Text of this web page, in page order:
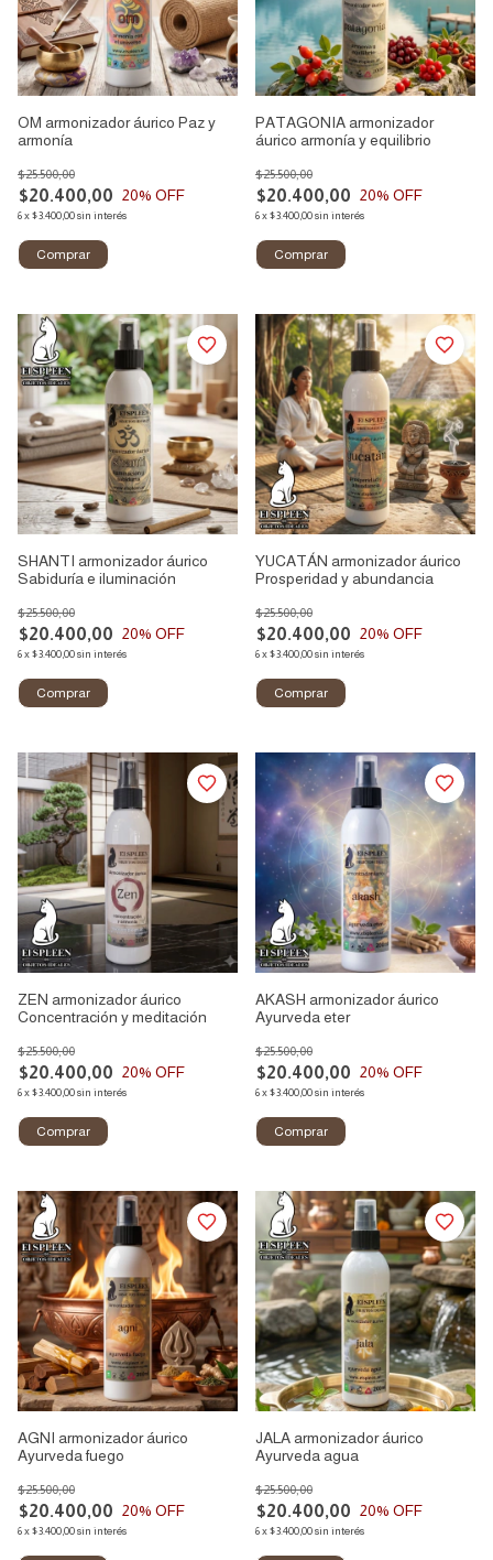
OM armonizador áurico Paz y
armonía
$20.400,00
$25.500,00
20% OFF
6x$3.400,00sin interés
PATAGONIA armonizador
áurico armonía y equilibrio
$20.400,00
$25.500,00
20% OFF
6x$3.400,00sin interés
SHANTI armonizador áurico
Sabiduría e iluminación
$20.400,00
$25.500,00
20% OFF
6x$3.400,00sin interés
YUCATÁN armonizador áurico
Prosperidad y abundancia
$20.400,00
$25.500,00
20% OFF
6x$3.400,00sin interés
ZEN armonizador áurico
Concentración y meditación
$20.400,00
$25.500,00
20% OFF
6x$3.400,00sin interés
AKASH armonizador áurico
Ayurveda eter
$20.400,00
$25.500,00
20% OFF
6x$3.400,00sin interés
AGNI armonizador áurico
Ayurveda fuego
$20.400,00
$25.500,00
20% OFF
6x$3.400,00sin interés
JALA armonizador áurico
Ayurveda agua
$20.400,00
$25.500,00
20% OFF
6x$3.400,00sin interés